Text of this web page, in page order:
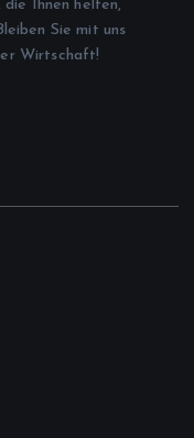
Ihnen helfen,
Sie mit uns
Wirtschaft!